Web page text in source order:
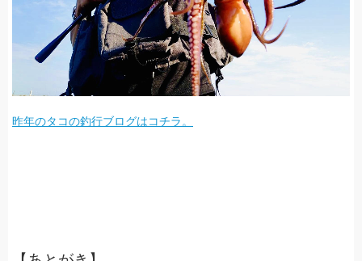
昨年のタコの釣行ブログはコチラ。